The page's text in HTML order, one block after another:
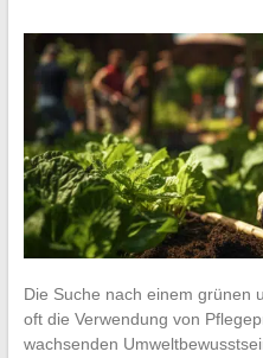
Die Suche nach einem grünen
oft die Verwendung von
wachsenden